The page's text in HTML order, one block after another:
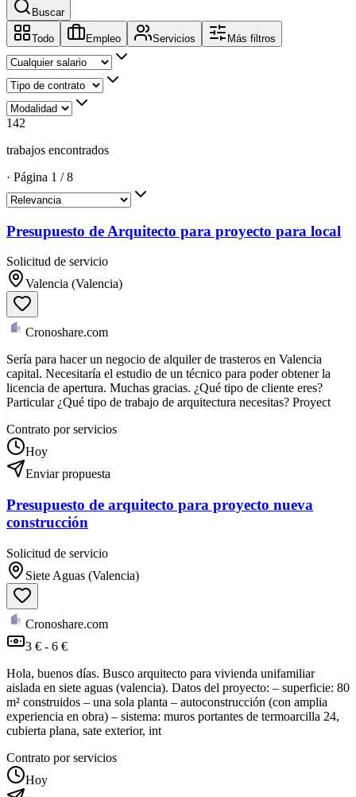
Buscar
Todo Empleo Servicios Más filtros
142
trabajos encontrados
· Página 1 /8
Presupuesto de Arquitecto para proyecto para local
Solicitud de servicio
Valencia (Valencia)
Cronoshare.com
Sería para hacer un negocio de alquiler de trasteros en Valencia
capital. Necesitaría el estudio de un técnico para poder obtener la
licencia de apertura. Muchas gracias. ¿Qué tipo de cliente eres?
Particular ¿Qué tipo de trabajo de arquitectura necesitas? Proyect
Contrato por servicios
Hoy
Enviar propuesta
Presupuesto de arquitecto para proyecto nueva
construcción
Solicitud de servicio
Siete Aguas (Valencia)
Cronoshare.com
3 € - 6 €
Hola, buenos días. Busco arquitecto para vivienda unifamiliar
aislada en siete aguas (valencia). Datos del proyecto: – superficie: 80
m² construidos – una sola planta – autoconstrucción (con amplia
experiencia en obra) – sistema: muros portantes de termoarcilla 24,
cubierta plana, sate exterior, int
Contrato por servicios
Hoy